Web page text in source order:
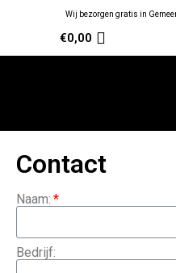
Wij bezorgen gratis in
€0,00
Contact
Naam:
Bedrijf: